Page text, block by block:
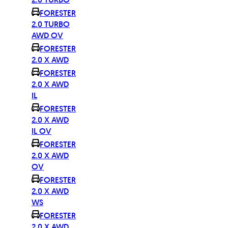
FORESTER
2.0 TURBO
AWD OV
FORESTER
2.0 X AWD
FORESTER
2.0 X AWD
IL
FORESTER
2.0 X AWD
IL OV
FORESTER
2.0 X AWD
OV
FORESTER
2.0 X AWD
WS
FORESTER